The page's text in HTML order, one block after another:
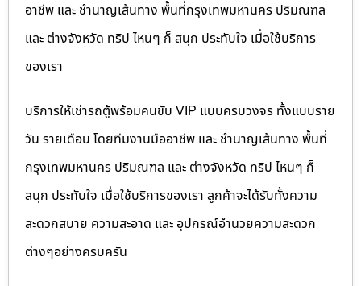
อาชีพ และ ชำนาญเส้นทาง พื้นที่กรุงเทพมหานคร ปริมณฑล
และ ต่างจังหวัด ทริป ไหนๆ ก็ สนุก ประทับใจ เมื่อใช้บริการ
ของเรา
บริการให้เช่ารถตู้พร้อมคนขับ VIP แบบครบวงจร ทั้งแบบราย
วัน รายเดือน โดยทีมงานมืออาชีพ และ ชำนาญเส้นทาง พื้นที่
กรุงเทพมหานคร ปริมณฑล และ ต่างจังหวัด ทริป ไหนๆ ก็
สนุก ประทับใจ เมื่อใช้บริการของเรา ลูกค้าจะได้รับทั้งความ
สะดวกสบาย ความสะอาด และ อุปกรณ์อำนวยความสะดวก
ต่างๆอย่างครบครัน